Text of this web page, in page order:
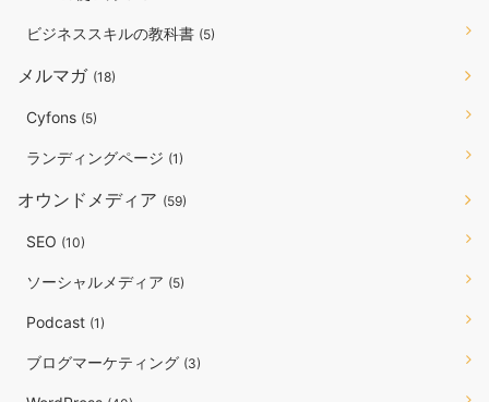
ビジネススキルの教科書 (5)
メルマガ (18)
Cyfons (5)
ランディングページ (1)
オウンドメディア (59)
SEO (10)
ソーシャルメディア (5)
Podcast (1)
ブログマーケティング (3)